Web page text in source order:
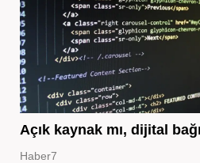
Açık kaynak mı, dijital
Haber7